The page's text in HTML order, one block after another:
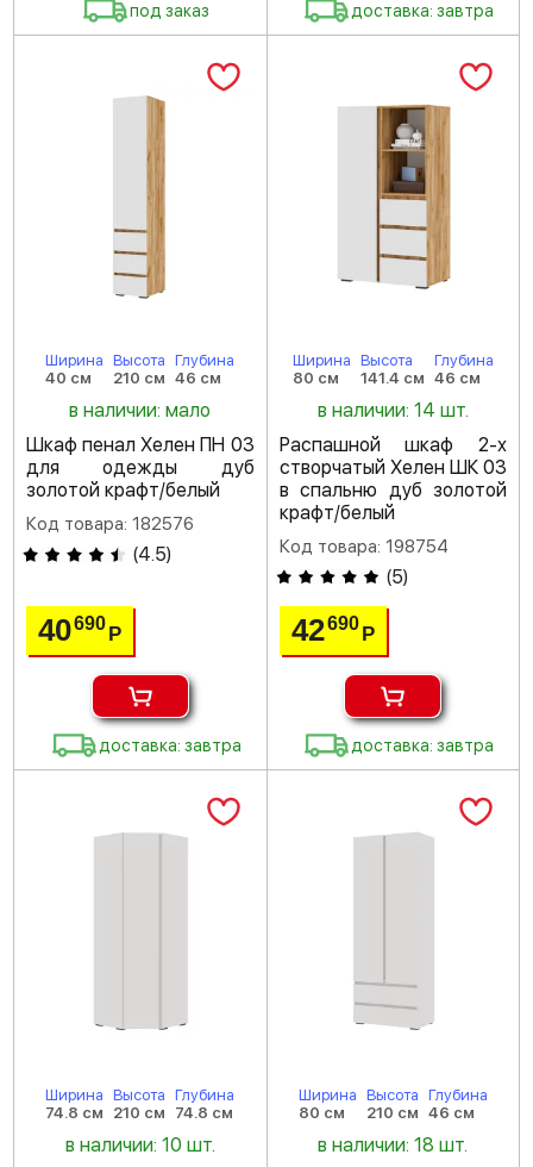
под заказ доставка: завтра
Ширина
40 см
Высота
210 см
Глубина
46 см
в наличии: мало
Шкаф пенал Хелен ПН 03
для одежды дуб
золотой крафт/белый
Код товара: 182576
(4.5)
40690Р
доставка: завтра
Ширина
80 см
Высота
141.4 см
Глубина
46 см
в наличии: 14 шт.
Распашной шкаф 2-х
створчатый Хелен ШК 03
в спальню дуб золотой
крафт/белый
Код товара: 198754
(5)
42690 Р
доставка: завтра
Ширина
74.8 см
Высота
210 см
Глубина
74.8 см
в наличии: 10 шт.
Ширина
80 см
Высота
210 см
Глубина
46 см
в наличии: 18 шт.